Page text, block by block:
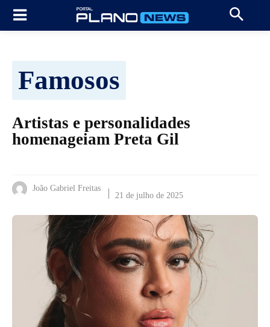
Famosos
Artistas e personalidades
homenageiam Preta Gil
João Gabriel Freitas
21 de julho de 2025